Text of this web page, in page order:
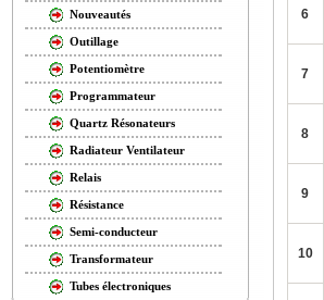
Nouveautés
Outillage
Potentiomètre
Programmateur
Quartz Résonateurs
Radiateur Ventilateur
Relais
Résistance
Semi-conducteur
Transformateur
Tubes électroniques
6
7
8
9
10